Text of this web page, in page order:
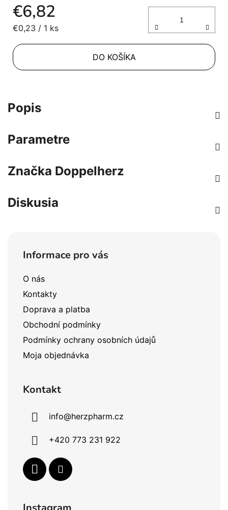
€6,82
Jednotková cena:
€0,23 / 1 ks
DO KOŠÍKA
Popis
Parametre
Značka Doppelherz
Diskusia
Informace pro vás
O nás
Kontakty
Doprava a platba
Obchodní podmínky
Podmínky ochrany osobních údajů
Moja objednávka
Kontakt
info@herzpharm.cz
+420 773 231 922